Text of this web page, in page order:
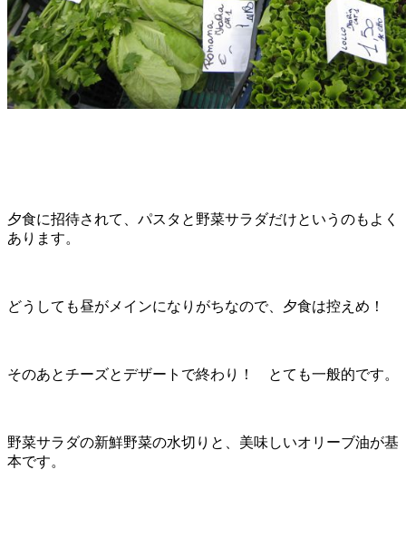
夕食に招待されて、パスタと野菜サラダだけというのもよく
あります。
どうしても昼がメインになりがちなので、夕食は控えめ！
そのあとチーズとデザートで終わり！ とても一般的です。
野菜サラダの新鮮野菜の水切りと、美味しいオリーブ油が基
本です。